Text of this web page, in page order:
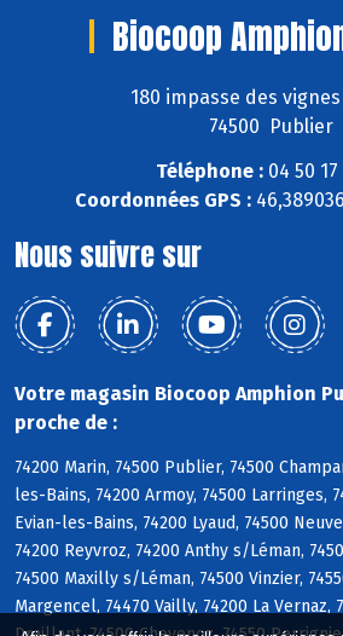
Biocoop
180 impasse des
74500 Publier
Téléphone :04 50 17
Coordonnées GPS :
Nous suivre sur
Votre magasin Biocoop Amphion
proche de :
74200 Marin, 74500 Publier, 74500
les-Bains, 74200 Armoy, 74500 Larringes,
Evian-les-Bains, 74200 Lyaud, 74500
74200 Reyvroz, 74200 Anthy s/Léman,
74500 Maxilly s/Léman, 74500 Vinzier,
Margencel, 74470 Vailly, 74200 La Vernaz,